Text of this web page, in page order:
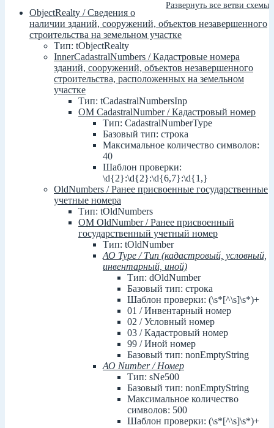
Развернуть все ветви схемы
ObjectRealty / Сведения о
наличии зданий, сооружений, объектов незавершенного
строительства на земельном участке
Тип: tObjectRealty
InnerCadastralNumbers / Кадастровые номера
зданий, сооружений, объектов незавершенного
строительства, расположенных на земельном
участке
Тип: tCadastralNumbersInp
ОМ CadastralNumber / Кадастровый номер
Тип: CadastralNumberType
Базовый тип: строка
Максимальное количество символов:
40
Шаблон проверки:
\d{2}:\d{2}:\d{6,7}:\d{1,}
OldNumbers / Ранее присвоенные государственные
учетные номера
Тип: tOldNumbers
ОМ OldNumber / Ранее присвоенный
государственный учетный номер
Тип: tOldNumber
АО Type / Тип (кадастровый, условный,
инвентарный, иной)
Тип: dOldNumber
Базовый тип: строка
Шаблон проверки: (\s*[^\s]\s*)+
01 / Инвентарный номер
02 / Условный номер
03 / Кадастровый номер
99 / Иной номер
Базовый тип: nonEmptyString
АО Number / Номер
Тип: sNe500
Базовый тип: nonEmptyString
Максимальное количество
символов: 500
Шаблон проверки: (\s*[^\s]\s*)+